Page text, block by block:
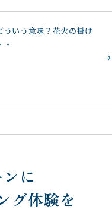
ういう意味？花火の掛け
に
グ体験を